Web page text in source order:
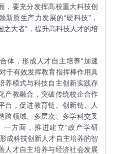
，要充分发挥高校重大科技创
质生产力发展的“硬科技”，
之大者”，提升高科技人才的培
，形成人才自主培养“加速
于有效发挥教育指挥棒作用具
养模式与科技自主创新实践存
产教融合，突破传统校企合作
台，促进教育链、创新链、人
跨领域、多层次、多学科交叉
方面，推进建立“政产学研
成科技创新人才自主培养的智
人才自主培养与经济社会发展